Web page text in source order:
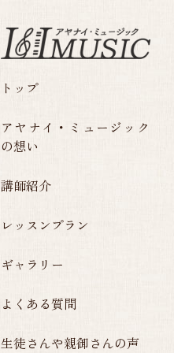
トップ
アヤナイ・ミュージック
の想い
講師紹介
レッスンプラン
ギャラリー
よくある質問
生徒さんや親御さんの声